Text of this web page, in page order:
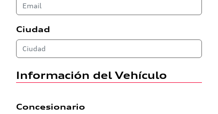
Ciudad
Información del Vehículo
Concesionario